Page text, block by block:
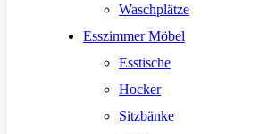
Waschplätze
Esszimmer Möbel
Esstische
Hocker
Sitzbänke